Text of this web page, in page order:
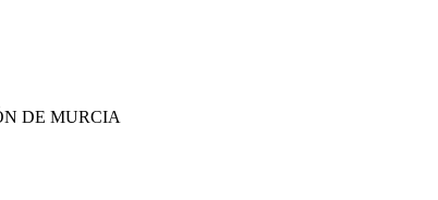
DE MURCIA